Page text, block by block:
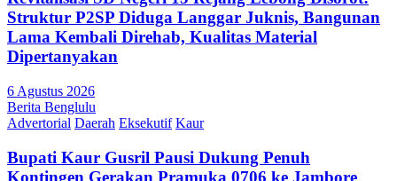
Struktur P2SP Diduga Langgar Juknis, Bangunan
Lama Kembali Direhab, Kualitas Material
Dipertanyakan
6 Agustus 2026
Berita Benglulu
Advertorial Daerah Eksekutif Kaur
Bupati Kaur Gusril Pausi Dukung Penuh
Kontingen Gerakan Pramuka 0706 ke Jambore